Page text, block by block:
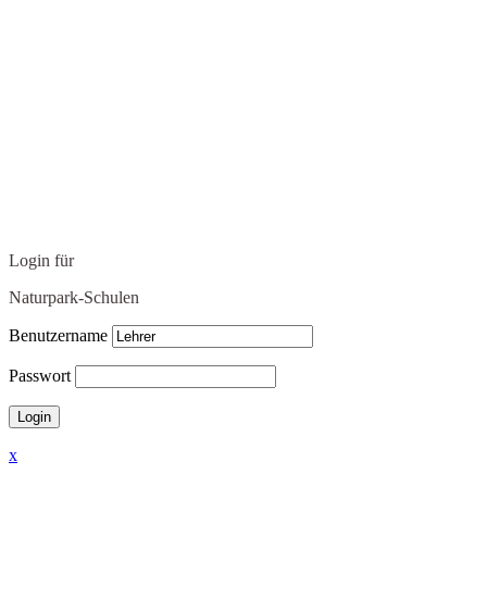
Login für
Naturpark-Schulen
Benutzername
Passwort
x